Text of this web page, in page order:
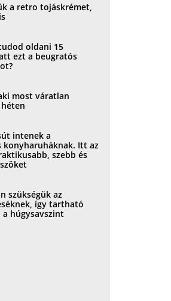
a retro tojáskrémet,
oldani 15
ezt a beugratós
most váratlan
intenek a
konyharuháknak. Itt az
szebb és
szükségük az
így tartható
húgysavszint